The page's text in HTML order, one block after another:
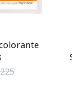
225